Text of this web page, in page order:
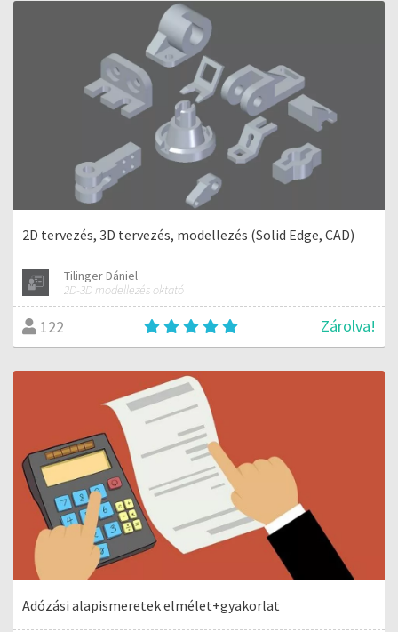
2D tervezés, 3D tervezés, modellezés (Solid Edge, CAD)
Tilinger Dániel
2D-3D modellezés oktató
122 Zárolva!
Adózási alapismeretek elmélet+gyakorlat